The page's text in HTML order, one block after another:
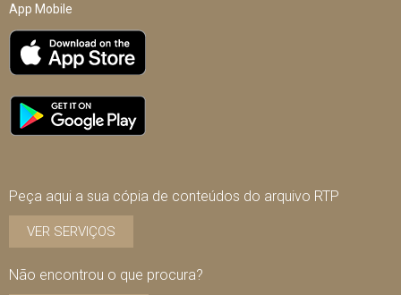
App Mobile
Peça aqui a sua cópia de conteúdos do arquivo RTP
VER SERVIÇOS
Não encontrou o que procura?